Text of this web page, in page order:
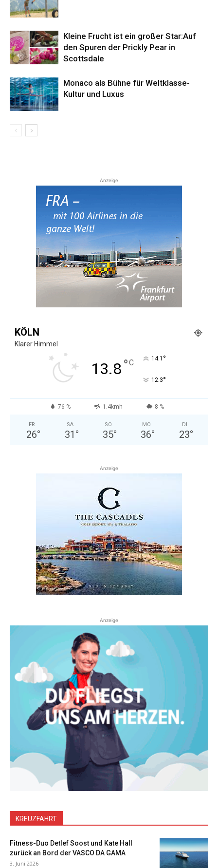
Kleine Frucht ist ein großer Star:Auf
den Spuren der Prickly Pear in
Scottsdale
Monaco als Bühne für Weltklasse-
Kultur und Luxus
Anzeige
KÖLN
Klarer Himmel
13.8°C 14.1 °
12.3°
76 % 1.4kmh 8 %
FR.
26°
SA.
31 °
SO.
35°
MO.
36°
DI.
23°
Anzeige
Anzeige
KREUZFAHRT
Fitness-Duo Detlef Soost und Kate Hall
zurück an Bord der VASCO DA GAMA
3. Juni 2026